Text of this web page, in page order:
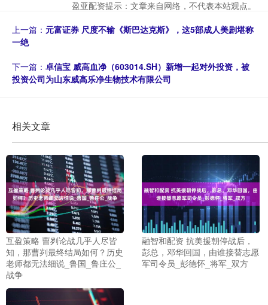
盈亚配资提示：文章来自网络，不代表本站观点。
上一篇： 元富证券 尺度不输《斯巴达克斯》，这5部成人美剧堪称
一绝
下一篇： 卓信宝 威高血净（603014.SH）新增一起对外投资，被
投资公司为山东威高乐净生物技术有限公司
相关文章
互盈策略 曹刿论战几乎人尽皆
知，那曹刿最终结局如何？历史
老师都无法细说_鲁国_鲁庄公_
战争
融智和配资 抗美援朝停战后，
彭总，邓华回国，由谁接替志愿
军司令员_彭德怀_将军_双方